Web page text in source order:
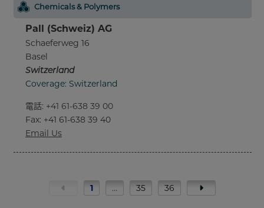
Chemicals & Polymers
Pall (Schweiz) AG
Schaeferweg 16
Basel
Switzerland
Coverage: Switzerland
電話: +41 61-638 39 00
Fax: +41 61-638 39 40
Email Us
1 … 35 36